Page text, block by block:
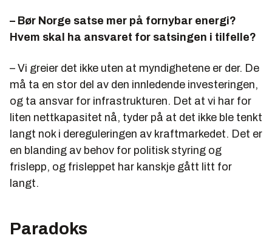
– Bør Norge satse mer på fornybar energi?
Hvem skal ha ansvaret for satsingen i tilfelle?
– Vi greier det ikke uten at myndighetene er der. De
må ta en stor del av den innledende investeringen,
og ta ansvar for infrastrukturen. Det at vi har for
liten nettkapasitet nå, tyder på at det ikke ble tenkt
langt nok i dereguleringen av kraftmarkedet. Det er
en blanding av behov for politisk styring og
frislepp, og frisleppet har kanskje gått litt for
langt.
Paradoks